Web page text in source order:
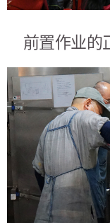
前置作业的